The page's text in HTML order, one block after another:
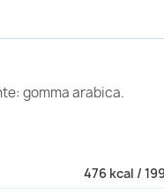
gomma arabica.
476 kcal /